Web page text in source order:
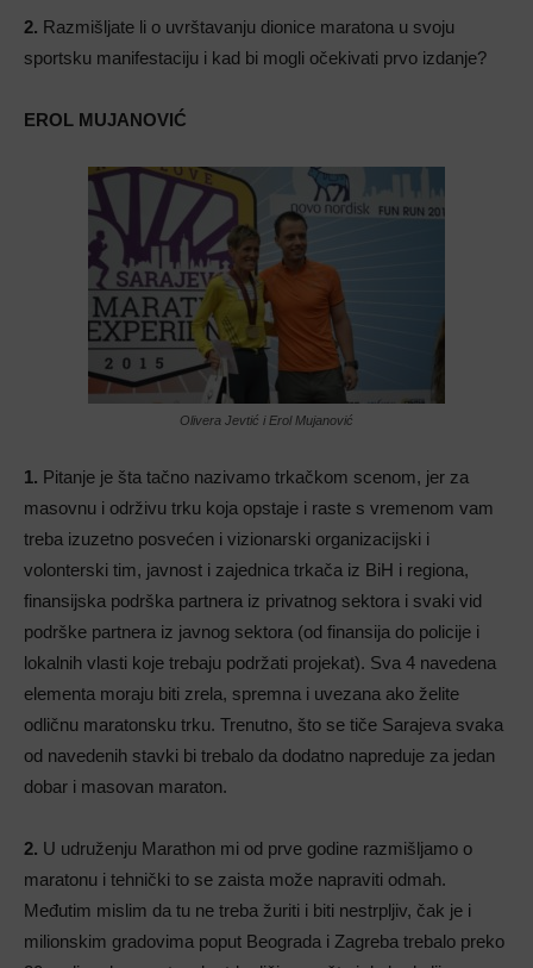
2. Razmišljate li o uvrštavanju dionice maratona u svoju
sportsku manifestaciju i kad bi mogli očekivati prvo izdanje?
EROL MUJANOVIĆ
Olivera Jevtić i Erol Mujanović
1. Pitanje je šta tačno nazivamo trkačkom scenom, jer za
masovnu i održivu trku koja opstaje i raste s vremenom vam
treba izuzetno posvećen i vizionarski organizacijski i
volonterski tim, javnost i zajednica trkača iz BiH i regiona,
finansijska podrška partnera iz privatnog sektora i svaki vid
podrške partnera iz javnog sektora (od finansija do policije i
lokalnih vlasti koje trebaju podržati projekat). Sva 4 navedena
elementa moraju biti zrela, spremna i uvezana ako želite
odličnu maratonsku trku. Trenutno, što se tiče Sarajeva svaka
od navedenih stavki bi trebalo da dodatno napreduje za jedan
dobar i masovan maraton.
2. U udruženju Marathon mi od prve godine razmišljamo o
maratonu i tehnički to se zaista može napraviti odmah.
Međutim mislim da tu ne treba žuriti i biti nestrpljiv, čak je i
milionskim gradovima poput Beograda i Zagreba trebalo preko